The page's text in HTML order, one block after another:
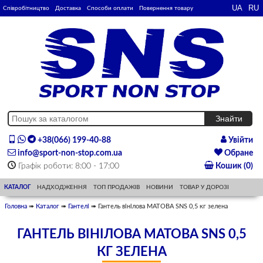
Співробітництво Доставка Способи оплати Повернення товару
+38(066) 199-40-88
info@sport-non-stop.com.ua
Графік роботи: 8:00 - 17:00
Увійти
Обране
Кошик (0)
КАТАЛОГ НАДХОДЖЕННЯ ТОП ПРОДАЖІВ НОВИНИ ТОВАР У ДОРОЗІ
Головна ➠ Каталог ➠ Гантелі ➠ Гантель вінілова МАТОВА SNS 0,5 кг зелена
ГАНТЕЛЬ ВІНІЛОВА МАТОВА SNS 0,5
КГ ЗЕЛЕНА